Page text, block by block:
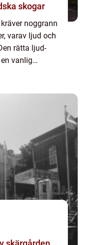
skogar
noggrann
varav ljud och
rätta ljud-
vanlig